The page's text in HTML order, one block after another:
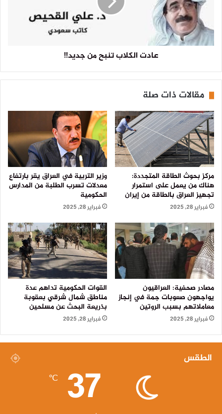
عادت الكلاب تنبح من جديد!!
مقالات ذات صلة
مركز بحوث الطاقة المتجددة:
هناك من يعمل على استمرار
تجهيز العراق بالطاقة من إيران
فبراير 28, 2025
وزير التربية في العراق يقر بارتفاع
معدلات تسرب الطلبة من المدارس
الحكومية
فبراير 28, 2025
مصادر صحفية: العراقيون
يواجهون صعوبات جمة في إنجاز
معاملاتهم بسبب الروتين
فبراير 28, 2025
القوات الحكومية تداهم عدة
مناطق شمال شرقي بعقوبة
بذريعة البحث عن مسلحين
فبراير 28, 2025
الطقس
37
℃